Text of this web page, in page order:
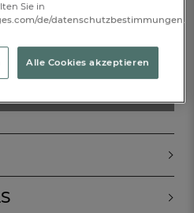
DE
CH
Sie in
de/
Alle Cookies akzeptieren